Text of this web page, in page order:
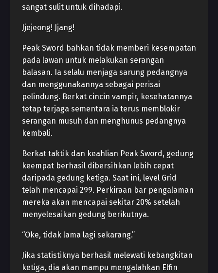
sangat sulit untuk dihadapi.
Jjejeong! Jjang!
Peak Sword bahkan tidak memberi kesempatan
pada lawan untuk melakukan serangan
balasan. Ia selalu menjaga sarung pedangnya
dan menggunakannya sebagai perisai
pelindung. Berkat cincin vampir, kesehatannya
tetap terjaga sementara ia terus memblokir
serangan musuh dan menghunus pedangnya
kembali.
Berkat taktik dan keahlian Peak Sword, gedung
keempat berhasil dibersihkan lebih cepat
daripada gedung ketiga. Saat ini, level Grid
telah mencapai 299. Perkiraan bar pengalaman
mereka akan mencapai sekitar 20% setelah
menyelesaikan gedung berikutnya.
“Oke, tidak lama lagi sekarang.”
Jika statistiknya berhasil melewati kebangkitan
ketiga, dia akan mampu mengalahkan Elfin